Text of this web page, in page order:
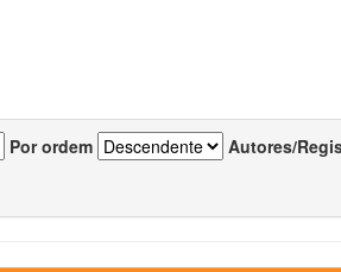
Por ordem Autores/